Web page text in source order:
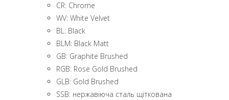
CR: Chrome
WV: White Velvet
BL: Black
BLM: Black Matt
GB: Graphite Brushed
RGB: Rose Gold Brushed
GLB: Gold Brushed
SSB: нержавіюча сталь щіткована